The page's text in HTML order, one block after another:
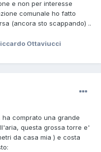
e non per interesse
comunale ho fatto
(ancora sto scappando) ..
Ottaviucci
comprato una grande
questa grossa torre e'
da casa mia ) e costa